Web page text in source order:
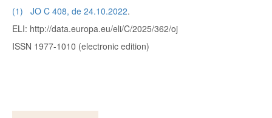
(1) JO C 408, de 24.10.2022.
ELI: http://data.europa.eu/eli/C/2025/362/oj
ISSN 1977-1010 (electronic edition)